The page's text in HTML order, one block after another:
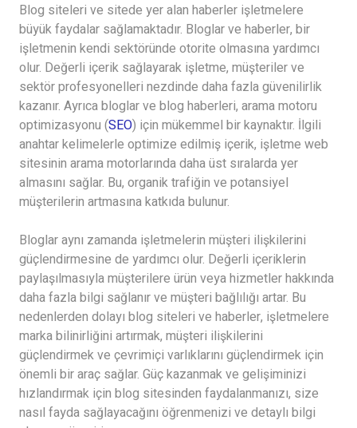
Blog siteleri ve sitede yer alan haberler işletmelere
büyük faydalar sağlamaktadır. Bloglar ve haberler, bir
işletmenin kendi sektöründe otorite olmasına yardımcı
olur. Değerli içerik sağlayarak işletme, müşteriler ve
sektör profesyonelleri nezdinde daha fazla güvenilirlik
kazanır. Ayrıca bloglar ve blog haberleri, arama motoru
optimizasyonu (SEO) için mükemmel bir kaynaktır. İlgili
anahtar kelimelerle optimize edilmiş içerik, işletme web
sitesinin arama motorlarında daha üst sıralarda yer
almasını sağlar. Bu, organik trafiğin ve potansiyel
müşterilerin artmasına katkıda bulunur.
Bloglar aynı zamanda işletmelerin müşteri ilişkilerini
güçlendirmesine de yardımcı olur. Değerli içeriklerin
paylaşılmasıyla müşterilere ürün veya hizmetler hakkında
daha fazla bilgi sağlanır ve müşteri bağlılığı artar. Bu
nedenlerden dolayı blog siteleri ve haberler, işletmelere
marka bilinirliğini artırmak, müşteri ilişkilerini
güçlendirmek ve çevrimiçi varlıklarını güçlendirmek için
önemli bir araç sağlar. Güç kazanmak ve gelişiminizi
hızlandırmak için blog sitesinden faydalanmanızı, size
nasıl fayda sağlayacağını öğrenmenizi ve detaylı bilgi